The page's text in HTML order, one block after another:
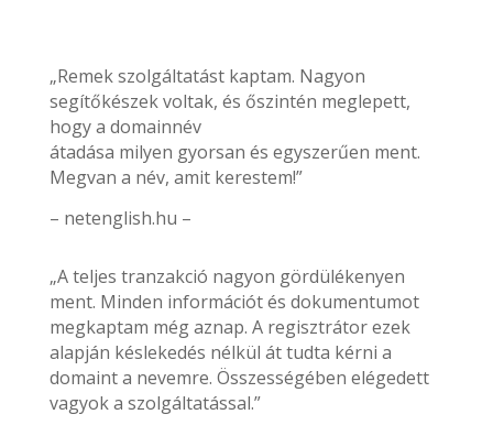
„Remek szolgáltatást kaptam. Nagyon
segítőkészek voltak, és őszintén meglepett,
hogy a domainnév
átadása milyen gyorsan és egyszerűen ment.
Megvan a név, amit kerestem!”
– netenglish.hu –
„A teljes tranzakció nagyon gördülékenyen
ment. Minden információt és dokumentumot
megkaptam még aznap. A regisztrátor ezek
alapján késlekedés nélkül át tudta kérni a
domaint a nevemre. Összességében elégedett
vagyok a szolgáltatással.”